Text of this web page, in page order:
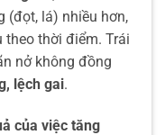
(đọt, lá) nhiều hơn,
thời điểm. Trái
nở không đồng
lệch gai.
của việc tăng